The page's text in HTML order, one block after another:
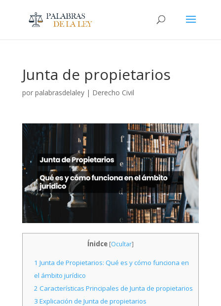
Junta de propietarios
por palabrasdelaley| Derecho Civil
Ínidce [Ocultar]
1 Junta de Propietarios: Qué es y cómo funciona en
el ámbito jurídico
2 Características Principales de Junta de propietarios
3 Explicación de Junta de propietarios